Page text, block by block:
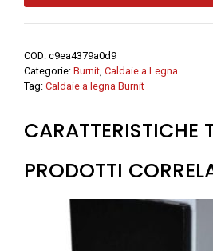
BOILER
quantità
COD: c9ea4379a0d9
Categorie: Burnit Caldaie a Legna
Tag: Caldaie a legna Burnit
CARATTERISTICHE
PRODOTTI